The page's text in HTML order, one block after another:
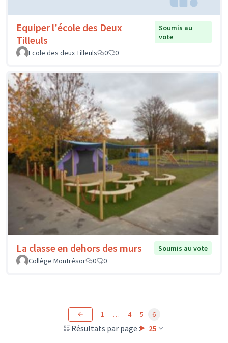
Equiper l'école des Deux
Tilleuls
Soumis au
vote
Ecole des deux Tilleuls
0 0
La classe en dehors des murs
Soumis au vote
Collège Montrésor
0 0
Résultats par page : 25
1 … 4 5 6